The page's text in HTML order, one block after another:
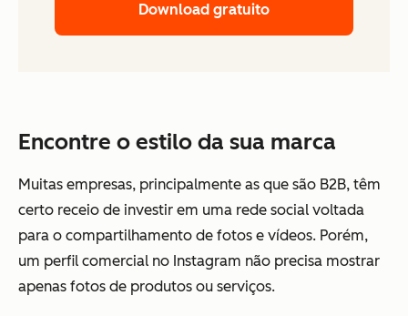
Download gratuito
Encontre o estilo da sua marca
Muitas empresas, principalmente as que são B2B, têm
certo receio de investir em uma rede social voltada
para o compartilhamento de fotos e vídeos. Porém,
um perfil comercial no Instagram não precisa mostrar
apenas fotos de produtos ou serviços.